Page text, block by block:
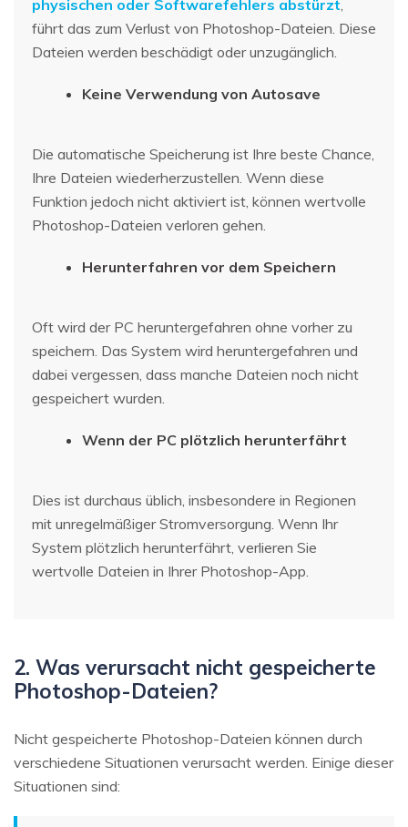
physischen oder Softwarefehlers abstürzt
führt das zum Verlust von Photoshop-Dateien. Diese
Dateien werden beschädigt oder unzugänglich.
Keine Verwendung von Autosave
Die automatische Speicherung ist Ihre beste Chance,
Ihre Dateien wiederherzustellen. Wenn diese
Funktion jedoch nicht aktiviert ist, können wertvolle
Photoshop-Dateien verloren gehen.
Herunterfahren vor dem Speichern
Oft wird der PC heruntergefahren ohne vorher zu
speichern. Das System wird heruntergefahren und
dabei vergessen, dass manche Dateien noch nicht
gespeichert wurden.
Wenn der PC plötzlich herunterfährt
Dies ist durchaus üblich, insbesondere in Regionen
mit unregelmäßiger Stromversorgung. Wenn Ihr
System plötzlich herunterfährt, verlieren Sie
wertvolle Dateien in Ihrer Photoshop-App.
2. Was verursacht nicht gespeicherte
Photoshop-Dateien?
Nicht gespeicherte Photoshop-Dateien können durch
verschiedene Situationen verursacht werden. Einige dieser
Situationen sind: